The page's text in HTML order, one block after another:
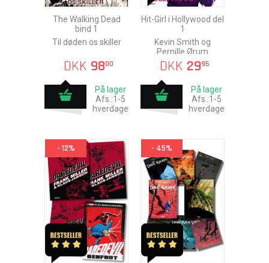
The Walking Dead
bind 1
Til døden os skiller
DKK 9800
På lager
Afs.:1-5
hverdage
Hit-Girl i Hollywood del
1
Kevin Smith og
Pernille Ørum
DKK 2995
På lager
Afs.:1-5
hverdage
- 12% - 45%